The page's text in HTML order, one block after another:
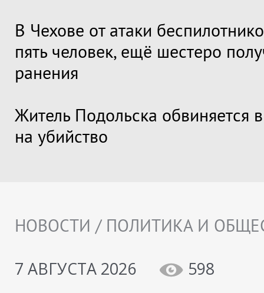
В Чехове от атаки
пять человек, ещё шестеро
ранения
Житель Подольска обвиняется
на убийство
НОВОСТИ / ПОЛИТИКА И
7 АВГУСТА 2026
598